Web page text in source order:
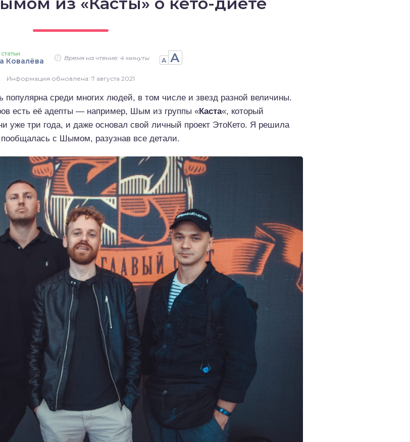
Ковалёва Время на чтение: 4 минуты А А
Информация обновлена: 7 августа 2021
популярна среди многих людей, в том числе и звезд разной величины.
есть её адепты — например, Шым из группы «Каста«, который
уже три года, и даже основал свой личный проект ЭтоКето. Я решила
с Шымом, разузнав все детали.